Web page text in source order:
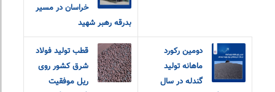
خراسان در مسیر
بدرقه رهبر شهید
دومین رکورد
ماهانه تولید
گندله در سال
قطب تولید فولاد
شرق کشور روی
ریل موفقیت